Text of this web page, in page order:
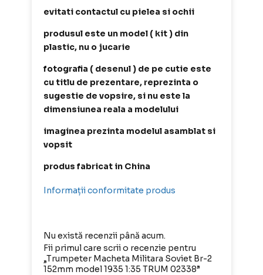
evitati contactul cu pielea si ochii
produsul este un model ( kit ) din
plastic, nu o jucarie
fotografia ( desenul ) de pe cutie este
cu titlu de prezentare, reprezinta o
sugestie de vopsire, si nu este la
dimensiunea reala a modelului
imaginea prezinta modelul asamblat si
vopsit
produs fabricat in China
Informații conformitate produs
Nu există recenzii până acum.
Fii primul care scrii o recenzie pentru
„Trumpeter Macheta Militara Soviet Br-2
152mm model 1935 1:35 TRUM 02338”